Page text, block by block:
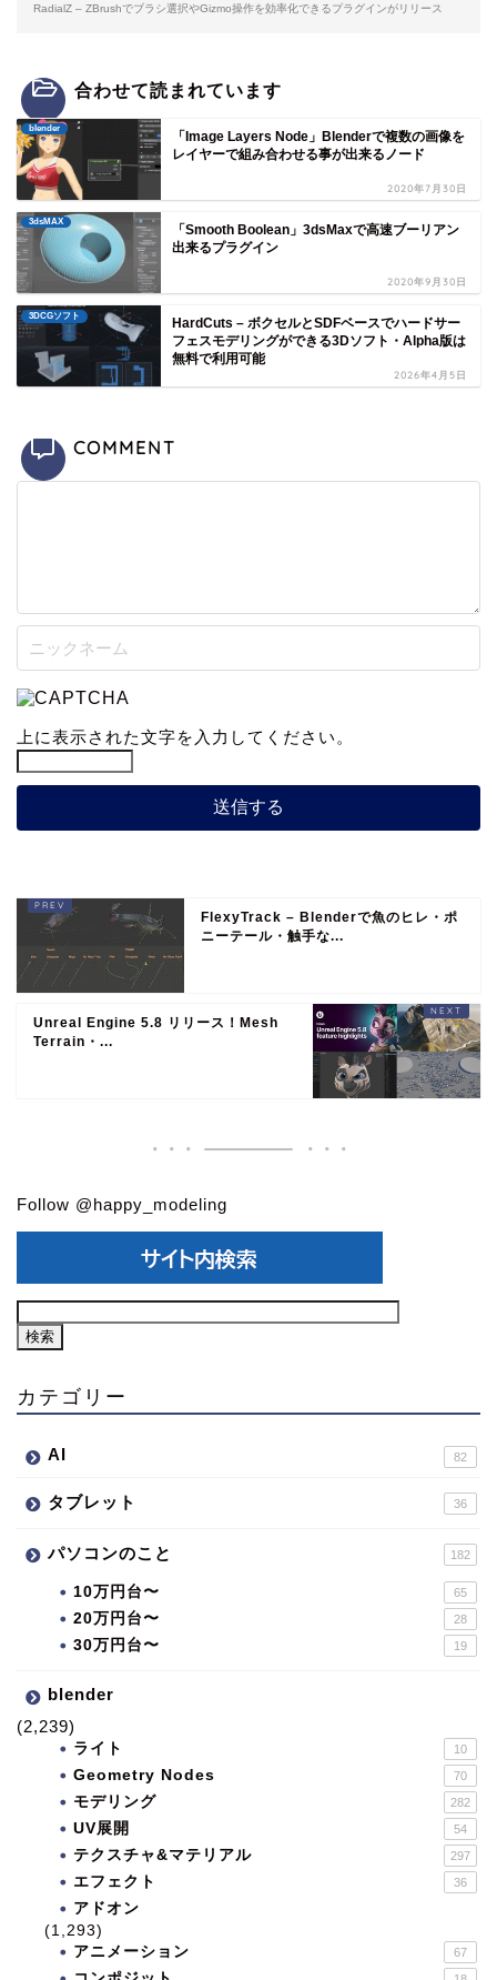
RadialZ – ZBrushでブラシ選択やGizmo操作を効率化できるプラグインがリリース
合わせて読まれています
blender
「Image Layers Node」Blenderで複数の画像を
レイヤーで組み合わせる事が出来るノード
2020年7月30日
3dsMAX
「Smooth Boolean」3dsMaxで高速ブーリアン
出来るプラグイン
2020年9月30日
3DCGソフト
HardCuts – ボクセルとSDFベースでハードサー
フェスモデリングができる3Dソフト・Alpha版は
無料で利用可能
2026年4月5日
COMMENT
上に表示された文字を入力してください。
FlexyTrack – Blenderで魚のヒレ・ポ
ニーテール・触手な...
Unreal Engine 5.8 リリース！Mesh
Terrain・...
Follow @happy_modeling
カテゴリー
AI 82
タブレット 36
パソコンのこと 182
10万円台〜 65
20万円台〜 28
30万円台〜 19
blender
(2,239)
ライト 10
Geometry Nodes 70
モデリング 282
UV展開 54
テクスチャ&マテリアル 297
エフェクト 36
アドオン
(1,293)
アニメーション
67